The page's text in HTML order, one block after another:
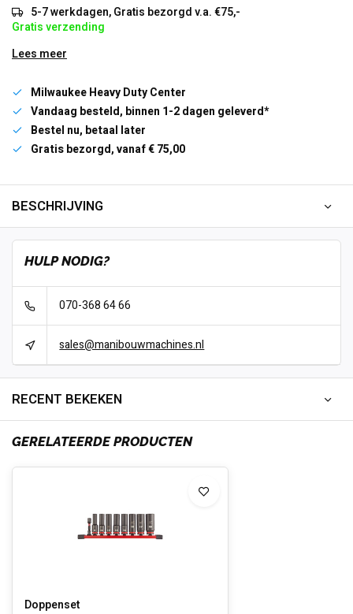
5-7 werkdagen, Gratis bezorgd v.a. €75,-
Gratis verzending
Lees meer
Milwaukee Heavy Duty Center
Vandaag besteld, binnen 1-2 dagen geleverd*
Bestel nu, betaal later
Gratis bezorgd, vanaf € 75,00
BESCHRIJVING
HULP NODIG?
070-368 64 66
sales@manibouwmachines.nl
RECENT BEKEKEN
GERELATEERDE PRODUCTEN
Doppenset